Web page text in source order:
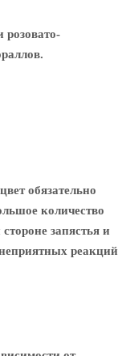
обязательно
количество
запястья и
реакций